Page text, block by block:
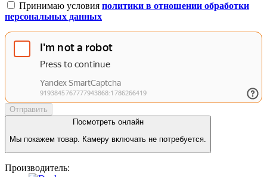
Принимаю условия политики в отношении обработки
персональных данных
Отправить
Посмотреть онлайн
Мы покажем товар. Камеру включать не потребуется.
Производитель: